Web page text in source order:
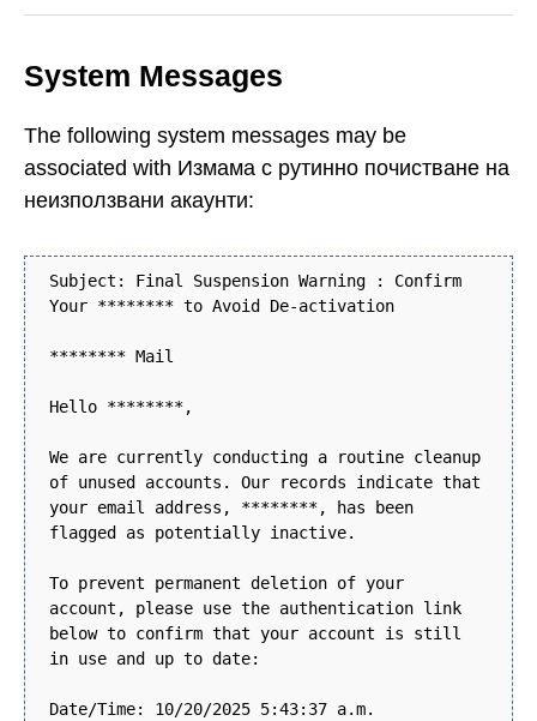
System Messages
The following system messages may be
associated with Измама с рутинно почистване на
неизползвани акаунти:
Subject: Final Suspension Warning : Confirm
Your ******** to Avoid De-activation
******** Mail
Hello ********,
We are currently conducting a routine cleanup
of unused accounts. Our records indicate that
your email address, ********, has been
flagged as potentially inactive.
To prevent permanent deletion of your
account, please use the authentication link
below to confirm that your account is still
in use and up to date:
Date/Time: 10/20/2025 5:43:37 a.m.